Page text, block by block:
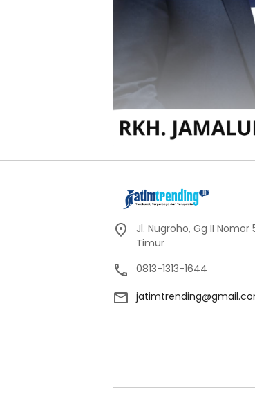
Jl. Nugroho, Gg II
Timur
0813-1313-1644